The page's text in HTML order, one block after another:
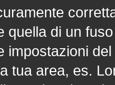
quella di un
impostazioni
tua area, es.